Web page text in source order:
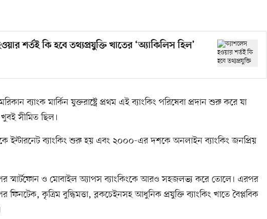
শর্তই কি হবে তথ্যপ্রযুক্তি খাতের ‘অ্যাকিলিস হিল’
ব্যাংক মার্কিন যুক্তরাষ্ট্রে প্রথম এই ব্যাংকিং পরিষেবা প্রদান শুরু করে যা
খুবই সীমিত ছিল।
ইন্টারনেট ব্যাংকিং শুরু হয় এবং ২০০০-এর দশকে অনলাইন ব্যাংকিং জনপ্রিয়
স্মার্টফোন ও মোবাইল অ্যাপস ব্যাংকিংকে আরও সহজলভ্য করে তোলে। এরপর
কৃত্রিম বুদ্ধিমত্তা, ব্লকচেইনসহ আধুনিক প্রযুক্তি ব্যাংকিং খাতে বৈপ্লবিক